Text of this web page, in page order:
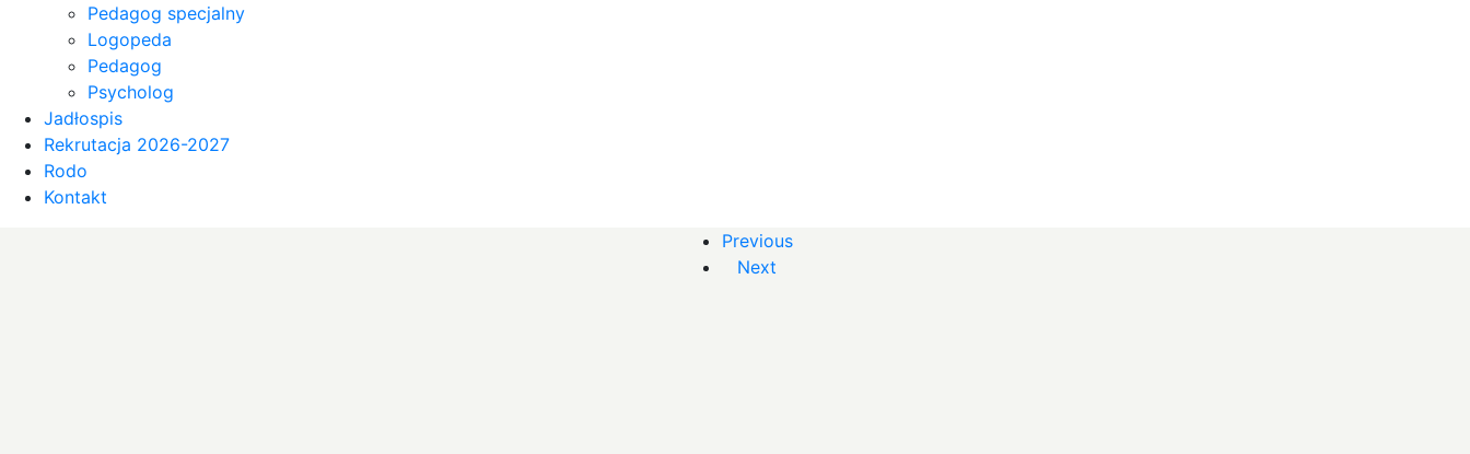
Pedagog specjalny
Logopeda
Pedagog
Psycholog
Jadłospis
Rekrutacja 2026-2027
Rodo
Kontakt
Previous
Next